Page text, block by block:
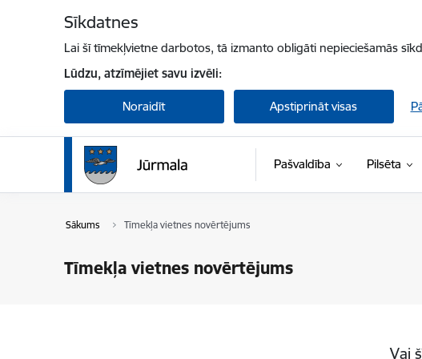
Sīkdatnes
Lai šī tīmekļvietne darbotos, tā izmanto obligāti nepieciešamās
Lūdzu, atzīmējiet savu izvēli:
Noraidīt Apstiprināt visas
Pašvaldība Pilsēta
Sākums Tīmekļa vietnes novērtējums
Tīmekļa vietnes novērtējums
Vai